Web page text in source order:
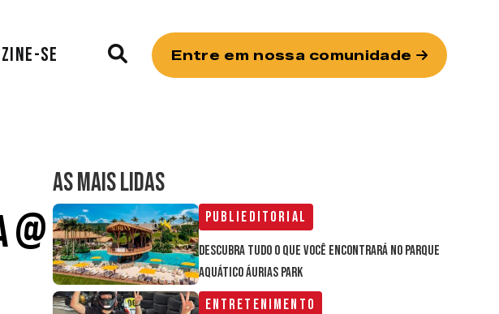
ZINE-SE Entre em nossa comunidade
@
AS MAIS LIDAS
Publieditorial
Descubra tudo o que você encontrará no parque
aquático Áurias Park
Entretenimento